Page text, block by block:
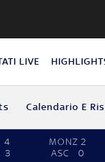
LIVE
Calendario E
4
3
MONZ 2
ASC
0